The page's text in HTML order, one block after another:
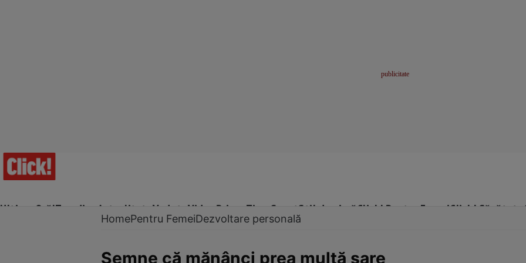
Ultima Oră!Trending Actualitate Vedete Video Prime Time SportStil de viațăClick! Pentru FemeiClick! Sănătate
HomePentru FemeiDezvoltare personală
Semne că mănânci prea multă sare